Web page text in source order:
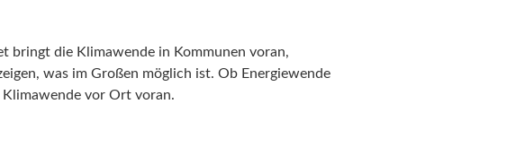
bringt die Klimawende in Kommunen voran,
was im Großen möglich ist. Ob Energiewende
vor Ort voran.